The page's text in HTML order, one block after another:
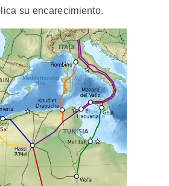
su encarecimiento.